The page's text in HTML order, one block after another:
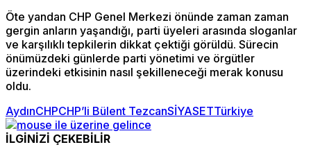
Öte yandan CHP Genel Merkezi önünde zaman zaman
gergin anların yaşandığı, parti üyeleri arasında sloganlar
ve karşılıklı tepkilerin dikkat çektiği görüldü. Sürecin
önümüzdeki günlerde parti yönetimi ve örgütler
üzerindeki etkisinin nasıl şekilleneceği merak konusu
oldu.
AydınCHPCHP’li Bülent TezcanSİYASETTürkiye
İLGİNİZİ ÇEKEBİLİR